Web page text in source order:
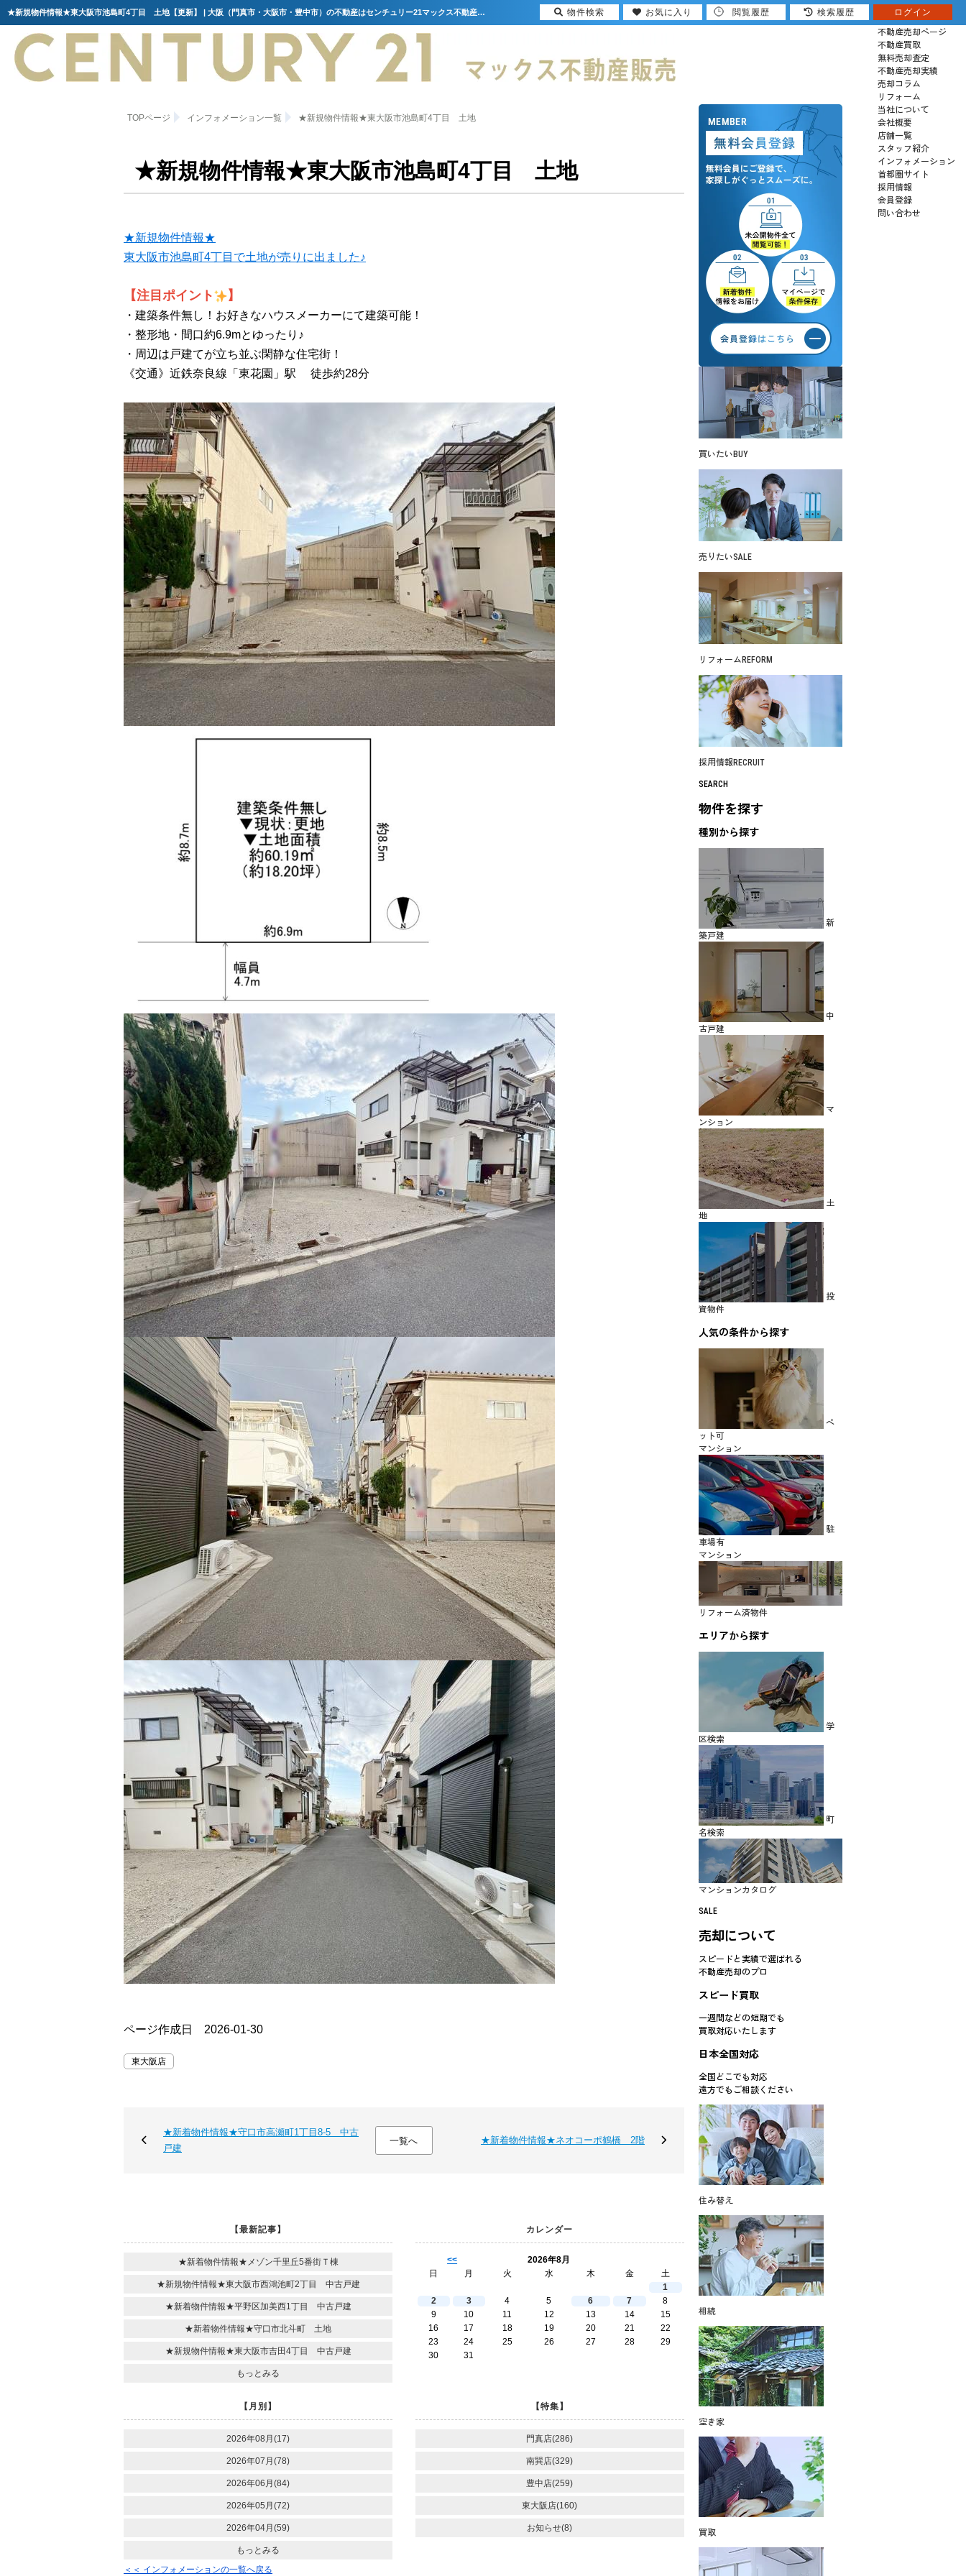
★新規物件情報★東大阪市池島町4丁目 土地【更新】 | 大阪（門真市・大阪市・豊中市）の不動産はセンチュリー21マックス不動産販売
売りたい
不動産売却ページ
不動産買取
無料売却査定
不動産売却実績
売却コラム
リフォーム
当社について
会社概要
店舗一覧
スタッフ紹介
インフォメーション
首都圏サイト
採用情報
会員登録
問い合わせ
TOPページ インフォメーション一覧 ★新規物件情報★東大阪市池島町4丁目 土地
★新規物件情報★東大阪市池島町4丁目 土地
★新規物件情報★
東大阪市池島町4丁目で土地が売りに出ました♪
【注目ポイント 】
・建築条件無し！お好きなハウスメーカーにて建築可能！
・整形地・間口約6.9mとゆったり♪
・周辺は戸建てが立ち並ぶ閑静な住宅街！
《交通》近鉄奈良線「東花園」駅 徒歩約28分
ページ作成日 2026-01-30
東大阪店
★新着物件情報★守口市高瀬町1丁目8-5 中古
戸建
一覧へ ★新着物件情報★ネオコーポ鶴橋 2階
【最新記事】
★新着物件情報★メゾン千里丘5番街Ｔ棟
★新規物件情報★東大阪市西鴻池町2丁目 中古戸建
★新着物件情報★平野区加美西1丁目 中古戸建
★新着物件情報★守口市北斗町 土地
★新規物件情報★東大阪市吉田4丁目 中古戸建
もっとみる
カレンダー
<<
2026年8月
日
月 火 水 木 金
土
1
2
3 4 5 6 7
8
9
10 11 12 13 14
15
16
17 18 19 20 21
22
23
24 25 26 27 28
29
30
31
【月別】
2026年08月(17)
2026年07月(78)
2026年06月(84)
2026年05月(72)
2026年04月(59)
もっとみる
【特集】
門真店(286)
南巽店(329)
豊中店(259)
東大阪店(160)
お知らせ(8)
＜＜ インフォメーションの一覧へ戻る
買いたい BUY
売りたいSALE
リフォーム REFORM
採用情報 RECRUIT
SEARCH
物件を探す
種別から探す
新
築戸建
中
古戸建
マ
ンション
土
地
投
資物件
人気の条件から探す
ペ
ット可
マンション
駐
車場有
マンション
リフォーム済物件
エリアから探す
学
区検索
町
名検索
マンションカタログ
SALE
売却について
スピードと実績で選ばれる
不動産売却のプロ
スピード買取
一週間などの短期でも
買取対応いたします
日本全国対応
全国どこでも対応
遠方でもご相談ください
住み替え
相続
空き家
買取
物件検索 お気に入り 閲覧履歴 検索履歴 ログイン